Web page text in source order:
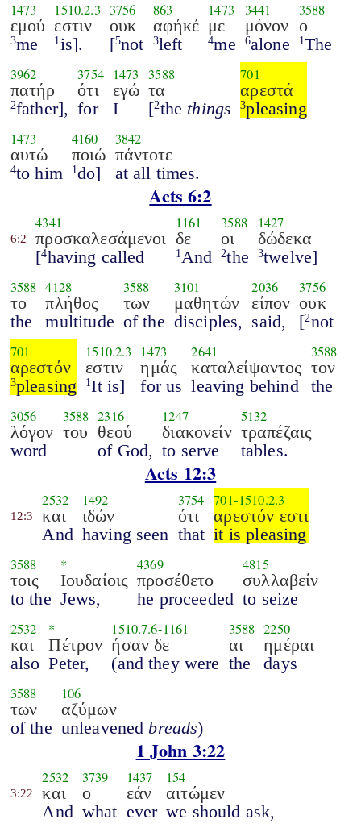
1473
εμού
3me
1510.2.3
εστιν
1 is].
3756
ουκ
[5not
863
αφήκέ
3left
1473
με
4me
3441
μόνον
6alone
3588
ο
1 The
3962
πατήρ
2father],
3754
ότι
for
1473
εγώ
I
3588
τα
[2the things
701
αρεστά
3pleasing
1473
αυτώ
4to him
4160
ποιώ
1 do]
3842
πάντοτε
at all times.
Acts 6:2
6:2
4341
προσκαλεσάμενοι
[4having called
1161
δε
1 And
3588
οι
2the
1427
δώδεκα
3twelve]
3588
το
the
4128
πλήθος
multitude
3588
των
of the
3101
μαθητών
disciples,
2036
είπον
said,
3756
ουκ
[2not
701
αρεστόν
3pleasing
1510.2.3
εστιν
1It is]
1473
ημάς
for us
2641
καταλείψαντος
leaving behind
3588
τον
the
3056
λόγον
word
3588
του
2316
θεού
of God,
1247
διακονείν
to serve
5132
τραπέζαις
tables.
Acts 12:3
12:3
2532
και
And
1492
ιδών
having seen
3754
ότι
that
701-1510.2.3
αρεστόν εστι
it is pleasing
3588
τοις
to the
*
Ιουδαίοις
Jews,
4369
προσέθετο
he proceeded
4815
συλλαβείν
to seize
2532
και
also
*
Πέτρον
Peter,
1510.7.6-1161
ήσαν δε
(and they were
3588
αι
the
2250
ημέραι
days
3588
των
of the
106
αζύμων
unleavened breads)
1 John 3:22
3:22
2532
και
And
3739
ο
what
1437
εάν
ever
154
αιτώμεν
we should ask,